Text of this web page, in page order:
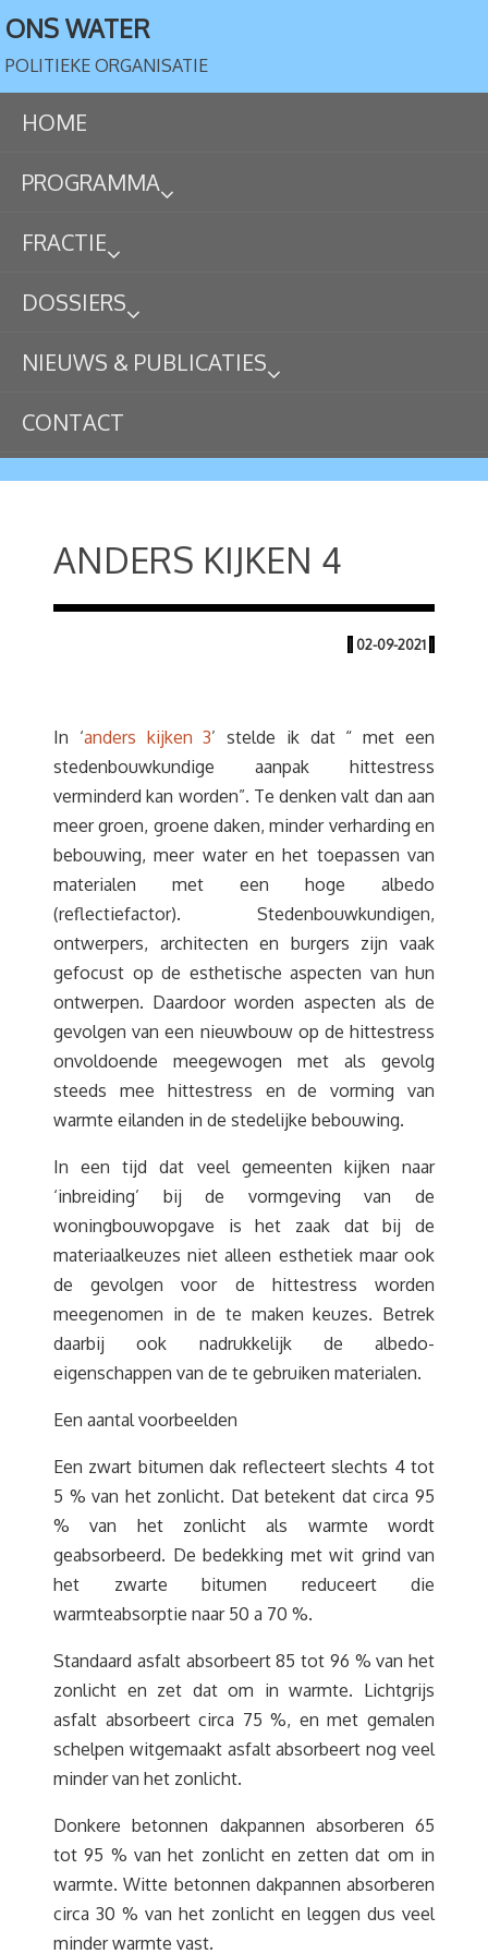
ONS WATER
POLITIEKE ORGANISATIE
HOME
PROGRAMMA
FRACTIE
DOSSIERS
NIEUWS & PUBLICATIES
CONTACT
ANDERS KIJKEN 4
| 02-09-2021 |
In ‘anders kijken 3’ stelde ik dat “ met een
stedenbouwkundige aanpak hittestress
verminderd kan worden”. Te denken valt dan aan
meer groen, groene daken, minder verharding en
bebouwing, meer water en het toepassen van
materialen met een hoge albedo
(reflectiefactor). Stedenbouwkundigen,
ontwerpers, architecten en burgers zijn vaak
gefocust op de esthetische aspecten van hun
ontwerpen. Daardoor worden aspecten als de
gevolgen van een nieuwbouw op de hittestress
onvoldoende meegewogen met als gevolg
steeds mee hittestress en de vorming van
warmte eilanden in de stedelijke bebouwing.
In een tijd dat veel gemeenten kijken naar
‘inbreiding’ bij de vormgeving van de
woningbouwopgave is het zaak dat bij de
materiaalkeuzes niet alleen esthetiek maar ook
de gevolgen voor de hittestress worden
meegenomen in de te maken keuzes. Betrek
daarbij ook nadrukkelijk de albedo-
eigenschappen van de te gebruiken materialen.
Een aantal voorbeelden
Een zwart bitumen dak reflecteert slechts 4 tot
5 % van het zonlicht. Dat betekent dat circa 95
% van het zonlicht als warmte wordt
geabsorbeerd. De bedekking met wit grind van
het zwarte bitumen reduceert die
warmteabsorptie naar 50 a 70 %.
Standaard asfalt absorbeert 85 tot 96 % van het
zonlicht en zet dat om in warmte. Lichtgrijs
asfalt absorbeert circa 75 %, en met gemalen
schelpen witgemaakt asfalt absorbeert nog veel
minder van het zonlicht.
Donkere betonnen dakpannen absorberen 65
tot 95 % van het zonlicht en zetten dat om in
warmte. Witte betonnen dakpannen absorberen
circa 30 % van het zonlicht en leggen dus veel
minder warmte vast.